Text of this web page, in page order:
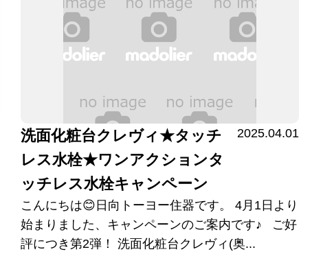
洗面化粧台クレヴィ★タッチ
レス水栓★ワンアクションタ
ッチレス水栓キャンペーン
2025.04.01
こんにちは😊日向トーヨー住器です。 4月1日より
始まりました、キャンペーンのご案内です♪ ご好
評につき第2弾！ 洗面化粧台クレヴィ(奥...